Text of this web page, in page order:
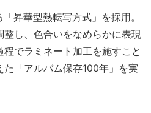
昇華型熱転写方式」を採用。
し、色合いをなめらかに表現
でラミネート加工を施すこと
「アルバム保存100年」を実